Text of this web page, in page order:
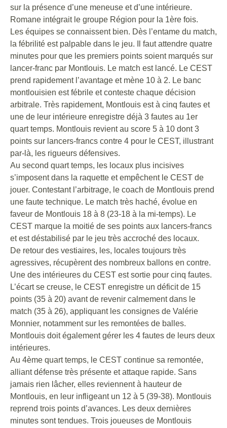
sur la présence d’une meneuse et d’une intérieure.
Romane intégrait le groupe Région pour la 1ère fois.
Les équipes se connaissent bien. Dès l’entame du match,
la fébrilité est palpable dans le jeu. Il faut attendre quatre
minutes pour que les premiers points soient marqués sur
lancer-franc par Montlouis. Le match est lancé. Le CEST
prend rapidement l’avantage et mène 10 à 2. Le banc
montlouisien est fébrile et conteste chaque décision
arbitrale. Très rapidement, Montlouis est à cinq fautes et
une de leur intérieure enregistre déjà 3 fautes au 1er
quart temps. Montlouis revient au score 5 à 10 dont 3
points sur lancers-francs contre 4 pour le CEST, illustrant
par-là, les rigueurs défensives.
Au second quart temps, les locaux plus incisives
s’imposent dans la raquette et empêchent le CEST de
jouer. Contestant l’arbitrage, le coach de Montlouis prend
une faute technique. Le match très haché, évolue en
faveur de Montlouis 18 à 8 (23-18 à la mi-temps). Le
CEST marque la moitié de ses points aux lancers-francs
et est déstabilisé par le jeu très accroché des locaux.
De retour des vestiaires, les, locales toujours très
agressives, récupèrent des nombreux ballons en contre.
Une des intérieures du CEST est sortie pour cinq fautes.
L’écart se creuse, le CEST enregistre un déficit de 15
points (35 à 20) avant de revenir calmement dans le
match (35 à 26), appliquant les consignes de Valérie
Monnier, notamment sur les remontées de balles.
Montlouis doit également gérer les 4 fautes de leurs deux
intérieures.
Au 4ème quart temps, le CEST continue sa remontée,
alliant défense très présente et attaque rapide. Sans
jamais rien lâcher, elles reviennent à hauteur de
Montlouis, en leur infligeant un 12 à 5 (39-38). Montlouis
reprend trois points d’avances. Les deux dernières
minutes sont tendues. Trois joueuses de Montlouis